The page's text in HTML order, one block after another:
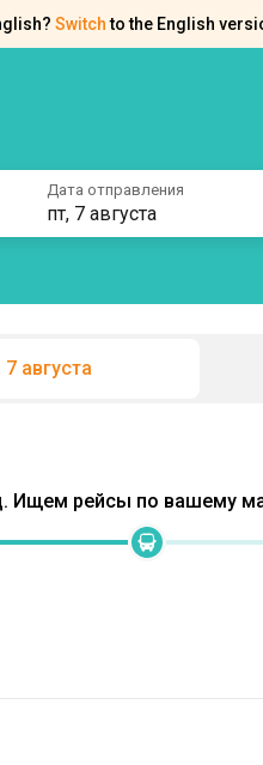
Switch to the English
Дата отправления
пт, 7 августа
7 августа